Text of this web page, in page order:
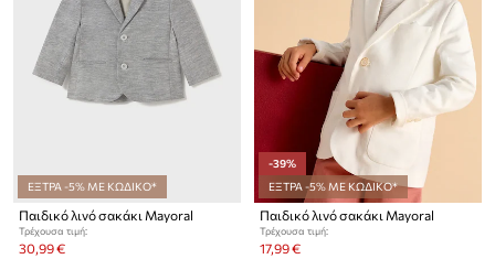
ΕΞΤΡΑ -5% ΜΕ ΚΩΔΙΚΟ*
Παιδικό λινό σακάκι Mayoral
Τρέχουσα τιμή:
30,99 €
-39%
ΕΞΤΡΑ -5% ΜΕ ΚΩΔΙΚΟ*
Παιδικό λινό σακάκι Mayoral
Τρέχουσα τιμή:
17,99 €